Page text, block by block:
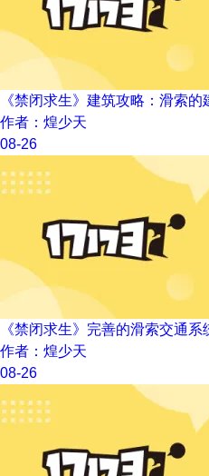
《禁闭求生》建筑攻略：滑索
作者：煌少天
08-26
《禁闭求生》完善的滑索交通
作者：煌少天
08-26